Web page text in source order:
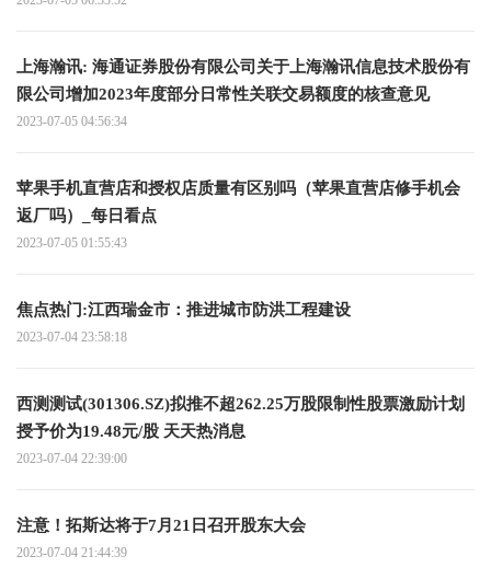
上海瀚讯: 海通证券股份有限公司关于上海瀚讯信息技术股份有
限公司增加2023年度部分日常性关联交易额度的核查意见
2023-07-05 04:56:34
苹果手机直营店和授权店质量有区别吗（苹果直营店修手机会
返厂吗）_每日看点
2023-07-05 01:55:43
焦点热门:江西瑞金市：推进城市防洪工程建设
2023-07-04 23:58:18
西测测试(301306.SZ)拟推不超262.25万股限制性股票激励计划
授予价为19.48元/股 天天热消息
2023-07-04 22:39:00
注意！拓斯达将于7月21日召开股东大会
2023-07-04 21:44:39